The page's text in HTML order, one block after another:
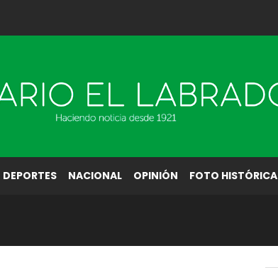
DEPORTES NACIONAL OPINIÓN FOTO HISTÓRICA